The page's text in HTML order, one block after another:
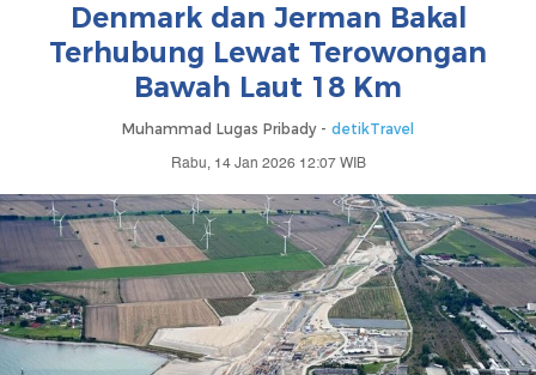
Denmark dan Jerman Bakal
Terhubung Lewat Terowongan
Bawah Laut 18 Km
Muhammad Lugas Pribady - detikTravel
Rabu, 14 Jan 2026 12:07 WIB